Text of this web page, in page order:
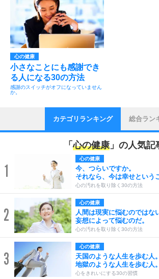
心の健康
小さなことにも感謝でき
る人になる30の方法
感謝のスイッチがオフになっていません
か。
カテゴリランキング 総合ラン
「心の健康 」の人気記
1
心の健康
今、つらいですか。
それなら、今は幸せという
心の汚れを取り除く30の方法
2
心の健康
人間は現実に悩むのではな
妄想によって悩むのだ。
心の汚れを取り除く30の方法
3
心の健康
天国のような人生を歩む人。
地獄のような人生を歩む人。
心をきれいにする30の習慣